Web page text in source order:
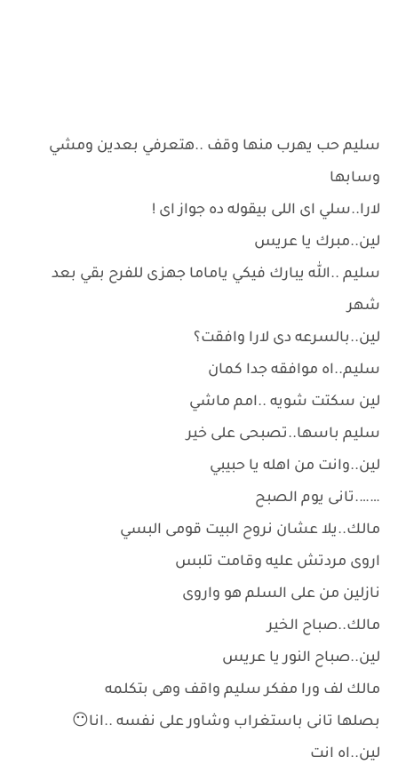
سليم حب يهرب منها وقف ..هتعرفي بعدين ومشي
وسابها
لارا..سلي اى اللى بيقوله ده جواز اى !
لين..مبرك يا عريس
سليم ..الله يبارك فيكي ياماما جهزى للفرح بقي بعد
شهر
لين..بالسرعه دى لارا وافقت؟
سليم..اه موافقه جدا كمان
لين سكتت شويه ..امم ماشي
سليم باسها..تصبحى على خير
لين..وانت من اهله يا حبيبي
…….تانى يوم الصبح
مالك..يلا عشان نروح البيت قومى البسي
اروى مردتش عليه وقامت تلبس
نازلين من على السلم هو واروى
مالك..صباح الخير
لين..صباح النور يا عريس
مالك لف ورا مفكر سليم واقف وهى بتكلمه
بصلها تانى باستغراب وشاور على نفسه ..انا😶
لين..اه انت